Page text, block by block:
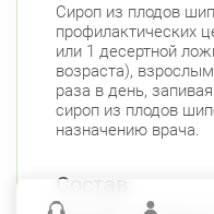
Сироп из плодов
профилактических
или 1 десертной
возраста),
раза в день,
сироп из плодов
назначению врача.
Состав